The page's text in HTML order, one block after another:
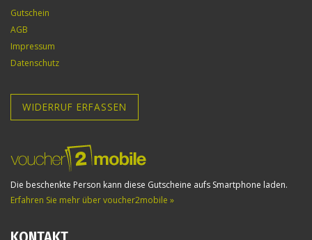
Gutschein
AGB
Impressum
Datenschutz
WIDERRUF ERFASSEN
Die beschenkte Person kann diese Gutscheine aufs Smartphone laden.
Erfahren Sie mehr über voucher2mobile »